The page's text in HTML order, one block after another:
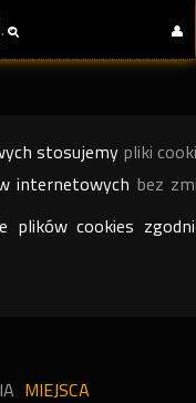
stosujemy pliki
internetowych bez
plików cookies
MIEJSCA